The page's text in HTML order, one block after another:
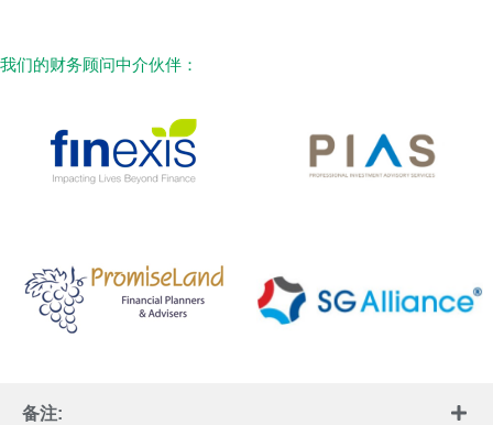
我们的财务顾问中介伙伴：
备注: